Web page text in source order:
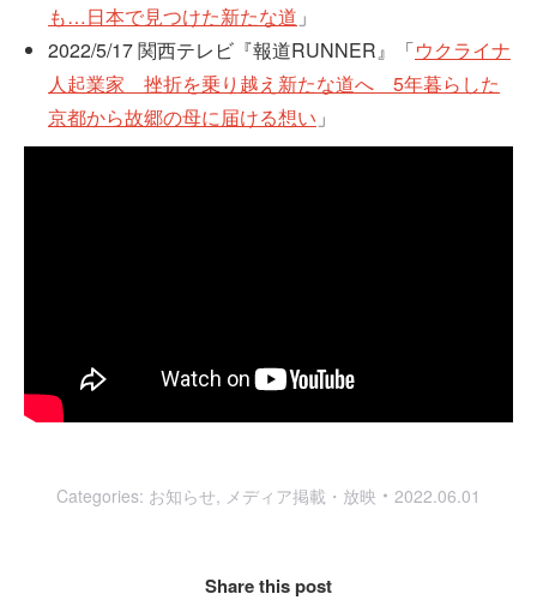
も…日本で見つけた新たな道 」
2022/5/17 関西テレビ『報道RUNNER』「ウクライナ
人起業家 挫折を乗り越え新たな道へ 5年暮らした
京都から故郷の母に届ける想い 」
Categories: お知らせ, メディア掲載・放映 2022.06.01
Share this post